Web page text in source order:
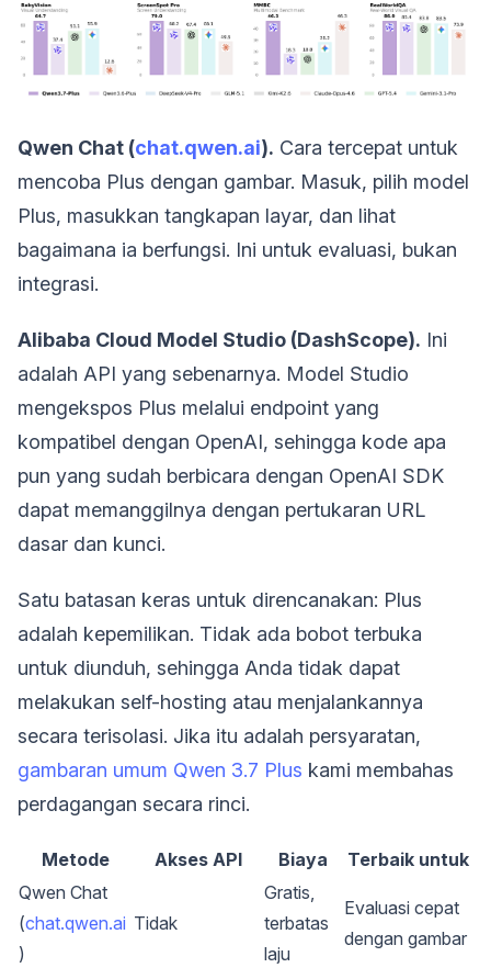
Qwen Chat (chat.qwen.ai). Cara tercepat untuk
mencoba Plus dengan gambar. Masuk, pilih model
Plus, masukkan tangkapan layar, dan lihat
bagaimana ia berfungsi. Ini untuk evaluasi, bukan
integrasi.
Alibaba Cloud Model Studio (DashScope). Ini
adalah API yang sebenarnya. Model Studio
mengekspos Plus melalui endpoint yang
kompatibel dengan OpenAI, sehingga kode apa
pun yang sudah berbicara dengan OpenAI SDK
dapat memanggilnya dengan pertukaran URL
dasar dan kunci.
Satu batasan keras untuk direncanakan: Plus
adalah kepemilikan. Tidak ada bobot terbuka
untuk diunduh, sehingga Anda tidak dapat
melakukan self-hosting atau menjalankannya
secara terisolasi. Jika itu adalah persyaratan,
gambaran umum Qwen 3.7 Plus kami membahas
perdagangan secara rinci.
Metode Akses API Biaya
Terbaik untuk
Qwen Chat
(chat.qwen.ai
)
Tidak
Gratis,
terbatas
laju
Evaluasi cepat
dengan gambar